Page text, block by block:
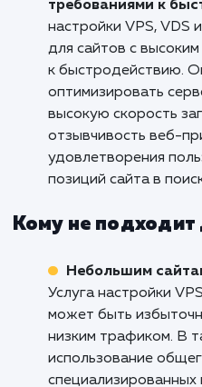
им полностью
окружение и
приложений.
специально под
Онлайн-
Dedicated server
Она
особенно важно
количества
и обеспечении